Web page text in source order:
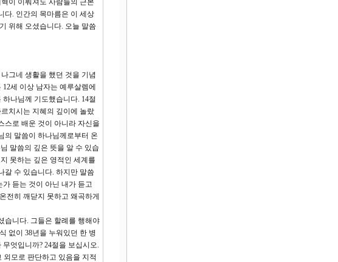
이 이뤄져도 사람들의 근본
다. 인간의 목마름은 이 세상
위해 오셨습니다. 오늘 말씀
그네 생활을 했던 것을 기념
세 이상 남자는 예루살렘에
나님께 기도했습니다. 14절
치시는 지혜의 깊이에 놀랐
스로 배운 것이 아니라 자신을
의 말씀이 하나님께로부터 온
말씀의 깊은 뜻을 알 수 있습
못하는 깊은 영적인 세계를
갈 수 있습니다. 하지만 말씀
듣는 것이 아닌 내가 듣고
전히 깨닫지 못하고 왜곡하게
습니다. 그들은 할례를 행해야
없이 38년을 누워있던 한 병
엇입니까? 24절을 보십시오.
모로 판단하고 있음을 지적